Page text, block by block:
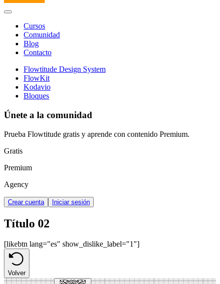
Cursos
Comunidad
Blog
Contacto
Flowtitude Design System
FlowKit
Kodavio
Bloques
Únete a la comunidad
Prueba Flowtitude gratis y aprende con contenido Premium.
Gratis
Premium
Agency
Crear cuenta Iniciar sesión
Título 02
[likebtn lang="es" show_dislike_label="1"]
Volver